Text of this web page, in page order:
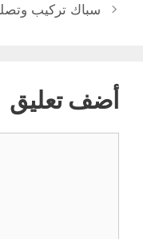
سباك تركيب
أضف تعليق